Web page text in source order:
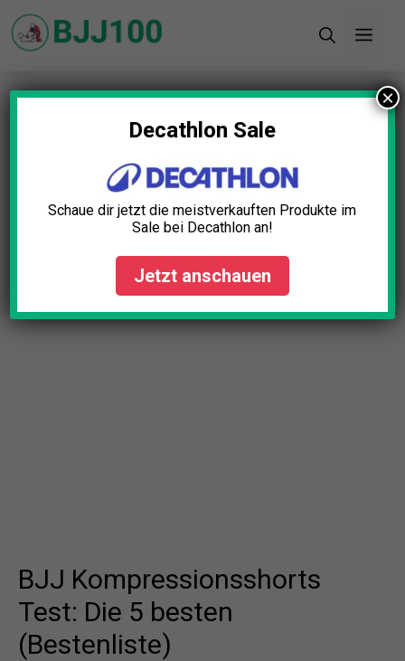
Zum
Inhalt
Startseite»Blog»BJJ Kompressionsshorts Test:
Die 5 besten (Bestenliste)
BJJ Kompressionsshorts
Test: Die 5 besten
(Bestenliste)
Decathlon Sale
Schaue dir jetzt die meistverkauften Produkte im
Sale bei Decathlon an!
Jetzt anschauen
×